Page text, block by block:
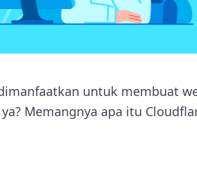
untuk membuat
Memangnya apa itu